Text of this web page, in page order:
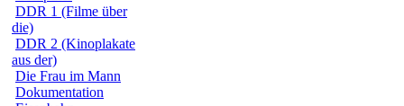
DDR 1 (Filme über
die)
DDR 2 (Kinoplakate
aus der)
Die Frau im Mann
Dokumentation